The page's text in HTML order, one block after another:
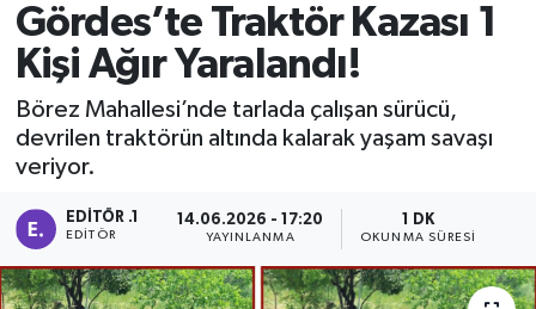
Gördes’te Traktör Kazası 1
Kişi Ağır Yaralandı!
Börez Mahallesi’nde tarlada çalışan sürücü,
devrilen traktörün altında kalarak yaşam savaşı
veriyor.
EDITÖR .1
EDITÖR
14.06.2026 - 17:20
YAYINLANMA
1 DK
OKUNMA SÜRESI
Manisa Haber
Manisaspor
Sağlık
Siyaset
Spor
Haber Arşivi